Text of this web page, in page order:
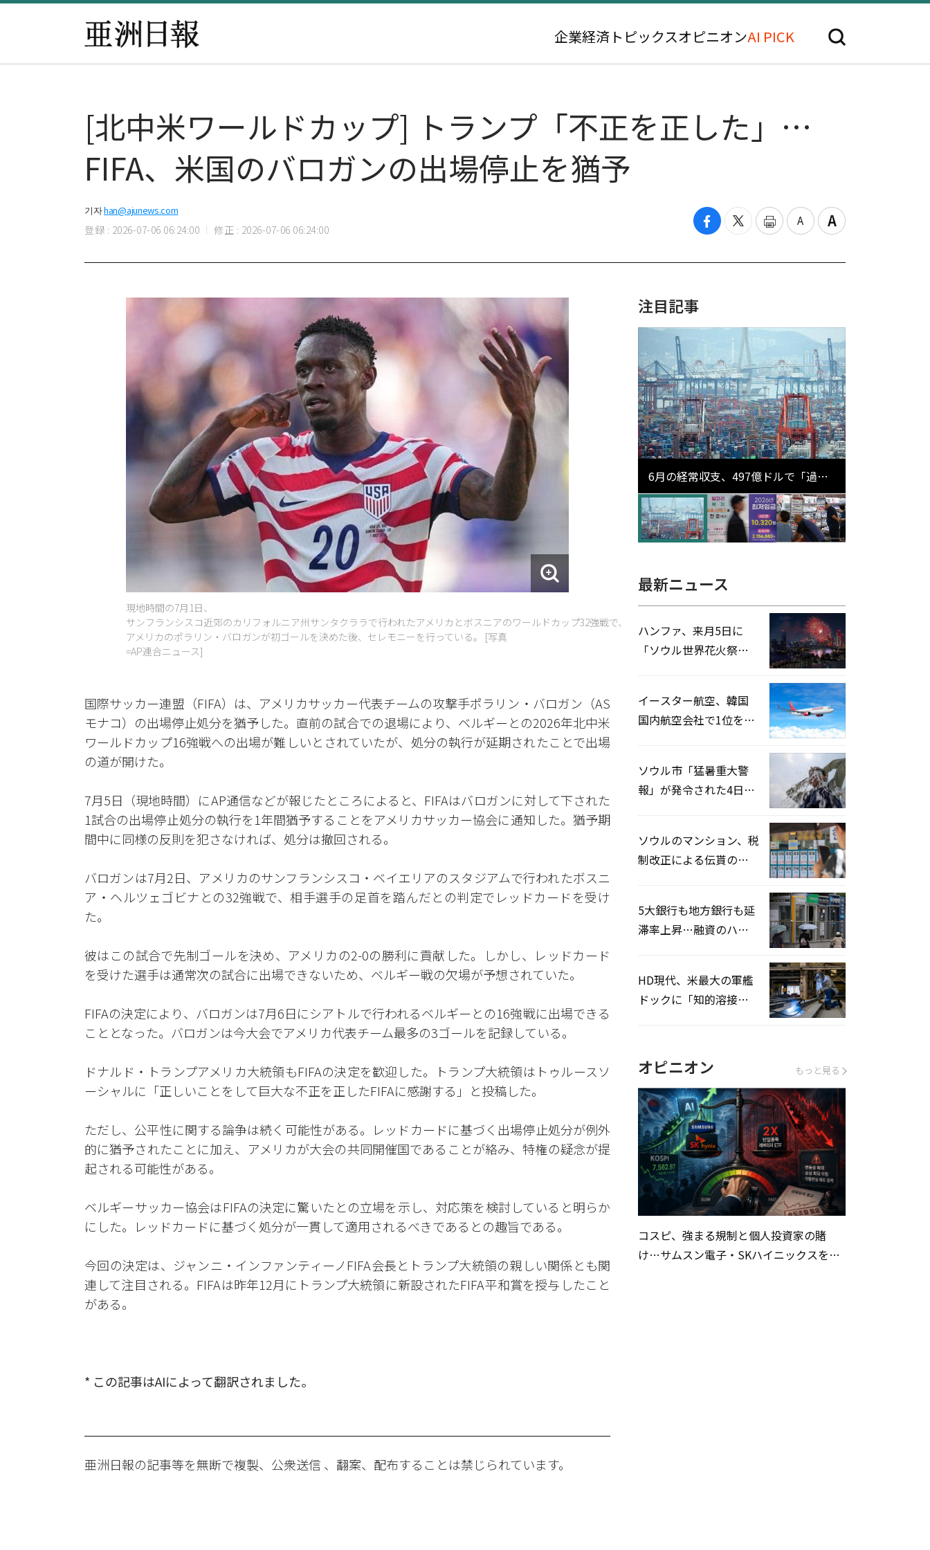
企業経済 トピックスオピニオンAI PICK
[北中米ワールドカップ] トランプ「不正を正した」…
FIFA、米国のバロガンの出場停止を猶予
기자han@ajunews.com
登録 : 2026-07-06 06:24:00 修正 : 2026-07-06 06:24:00
現地時間の7月1日、
サンフランシスコ近郊のカリフォルニア州サンタクララで行われたアメリカとボスニアのワールドカップ32強戦で、
アメリカのポラリン・バロガンが初ゴールを決めた後、セレモニーを行っている。 [写真
=AP連合ニュース]
国際サッカー連盟（FIFA）は、アメリカサッカー代表チームの攻撃手ポラリン・バロガン（AS
モナコ）の出場停止処分を猶予した。直前の試合での退場により、ベルギーとの2026年北中米
ワールドカップ16強戦への出場が難しいとされていたが、処分の執行が延期されたことで出場
の道が開けた。
7月5日（現地時間）にAP通信などが報じたところによると、FIFAはバロガンに対して下された
1試合の出場停止処分の執行を1年間猶予することをアメリカサッカー協会に通知した。猶予期
間中に同様の反則を犯さなければ、処分は撤回される。
バロガンは7月2日、アメリカのサンフランシスコ・ベイエリアのスタジアムで行われたボスニ
ア・ヘルツェゴビナとの32強戦で、相手選手の足首を踏んだとの判定でレッドカードを受け
た。
彼はこの試合で先制ゴールを決め、アメリカの2-0の勝利に貢献した。しかし、レッドカード
を受けた選手は通常次の試合に出場できないため、ベルギー戦の欠場が予想されていた。
FIFAの決定により、バロガンは7月6日にシアトルで行われるベルギーとの16強戦に出場できる
こととなった。バロガンは今大会でアメリカ代表チーム最多の3ゴールを記録している。
ドナルド・トランプアメリカ大統領もFIFAの決定を歓迎した。トランプ大統領はトゥルースソ
ーシャルに「正しいことをして巨大な不正を正したFIFAに感謝する」と投稿した。
ただし、公平性に関する論争は続く可能性がある。レッドカードに基づく出場停止処分が例外
的に猶予されたことに加え、アメリカが大会の共同開催国であることが絡み、特権の疑念が提
起される可能性がある。
ベルギーサッカー協会はFIFAの決定に驚いたとの立場を示し、対応策を検討していると明らか
にした。レッドカードに基づく処分が一貫して適用されるべきであるとの趣旨である。
今回の決定は、ジャンニ・インファンティーノFIFA会長とトランプ大統領の親しい関係とも関
連して注目される。FIFAは昨年12月にトランプ大統領に新設されたFIFA平和賞を授与したこと
がある。
* この記事はAIによって翻訳されました。
亜洲日報の記事等を無断で複製、公衆送信 、翻案、配布することは禁じられています。
注目記事
6月の経常収支、497億ドルで「過去
最大」…輸出が初の1000億ドル突破
最新ニュース
ハンファ、来月5日に
「ソウル世界花火祭り
イースター航空、韓国
国内航空会社で1位を記
ソウル市「猛暑重大警
報」が発令された4日、
ソウルのマンション、税
制改正による伝貰の月
5大銀行も地方銀行も延
滞率上昇…融資のハー
HD現代、米最大の軍艦
ドックに「知的溶接」
オピニオン もっと見る
コスピ、強まる規制と個人投資家の賭
け…サムスン電子・SKハイニックスを巡